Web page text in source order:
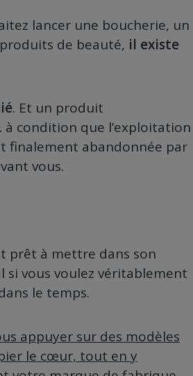
lancer une boucherie, un
de beauté, il existe
. Et un produit
condition que l’exploitation
finalement abandonnée par
vous.
prêt à mettre dans son
vous voulez véritablement
le temps.
appuyer sur des modèles
le cœur, tout en y